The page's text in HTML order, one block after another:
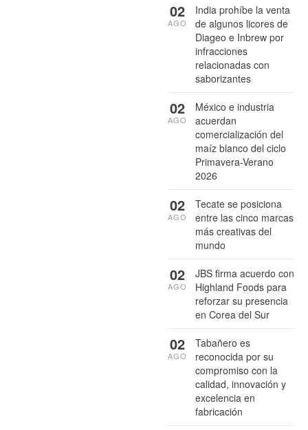
India prohíbe la venta
de algunos licores de
Diageo e Inbrew por
infracciones
relacionadas con
saborizantes
02
AGO
México e industria
acuerdan
comercialización del
maíz blanco del ciclo
Primavera-Verano
2026
02
AGO
Tecate se posiciona
entre las cinco marcas
más creativas del
mundo
02
AGO
JBS firma acuerdo con
Highland Foods para
reforzar su presencia
en Corea del Sur
02
AGO
Tabañero es
reconocida por su
compromiso con la
calidad, innovación y
excelencia en
fabricación
02
AGO